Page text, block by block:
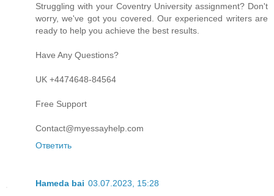
Struggling with your Coventry University assignment? Don't
worry, we've got you covered. Our experienced writers are
ready to help you achieve the best results.
Have Any Questions?
UK +4474648-84564
Free Support
Contact@myessayhelp.com
Ответить
Hameda bai 03.07.2023, 15:28